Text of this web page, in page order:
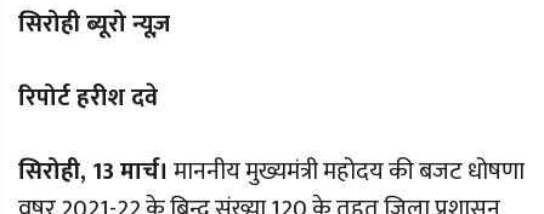
सिरोही ब्यूरो न्यूज़
रिपोर्ट हरीश दवे
सिरोही, 13 मार्च। माननीय मुख्यमंत्री महोदय की बजट धोषणा